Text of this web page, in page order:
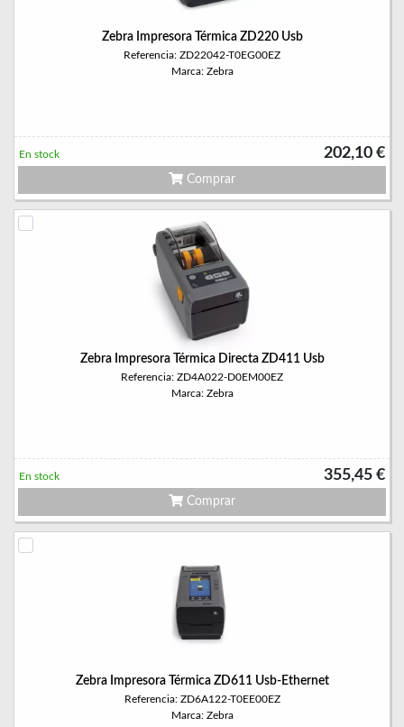
Zebra Impresora Térmica ZD220 Usb
Referencia: ZD22042-T0EG00EZ
Marca: Zebra
202,10 €
En stock
Comprar
Zebra Impresora Térmica Directa ZD411 Usb
Referencia: ZD4A022-D0EM00EZ
Marca: Zebra
355,45 €
En stock
Comprar
Zebra Impresora Térmica ZD611 Usb-Ethernet
Referencia: ZD6A122-T0EE00EZ
Marca: Zebra